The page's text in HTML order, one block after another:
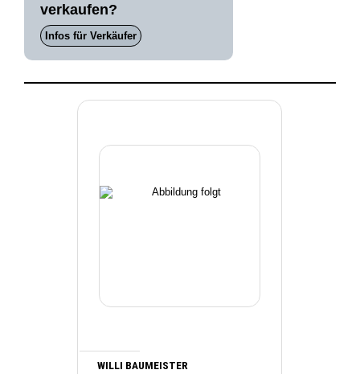
verkaufen?
Infos für Verkäufer
WILLI BAUMEISTER